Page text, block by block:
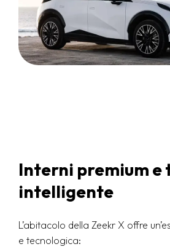
Interni premium e
intelligente
L’abitacolo della Zeekr X offre
e tecnologica: